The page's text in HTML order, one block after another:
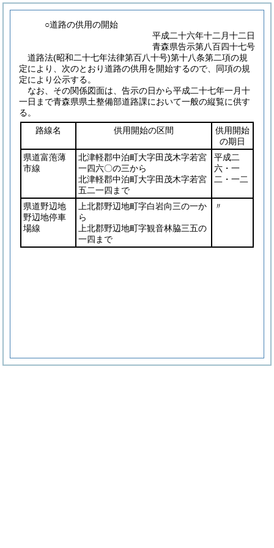
○道路の供用の開始
平成二十六年十二月十二日
青森県告示第八百四十七号
道路法(昭和二十七年法律第百八十号)第十八条第二項の規
定により、次のとおり道路の供用を開始するので、同項の規
定により公示する。
なお、その関係図面は、告示の日から平成二十七年一月十
一日まで青森県県土整備部道路課において一般の縦覧に供す
る。
路線名
供用開始の区間
供用開始
の期日
県道富萢薄
市線
北津軽郡中泊町大字田茂木字若宮
一四六〇の三から
北津軽郡中泊町大字田茂木字若宮
五二一四まで
平成二
六・一
二・一二
県道野辺地
野辺地停車
場線
上北郡野辺地町字白岩向三の一か
ら
上北郡野辺地町字観音林脇三五の
一四まで
〃